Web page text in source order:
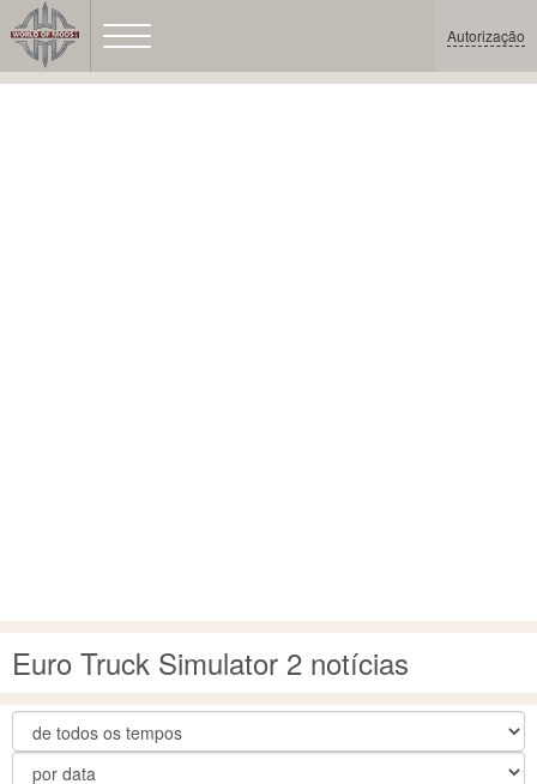
Autorização
Euro Truck Simulator 2 notícias